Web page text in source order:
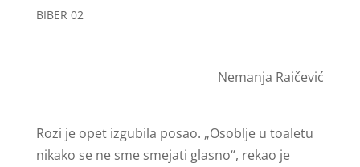
BIBER 02
Nemanja Raičević
Rozi je opet izgubila posao. „Osoblje u toaletu
nikako se ne sme smejati glasno“, rekao je